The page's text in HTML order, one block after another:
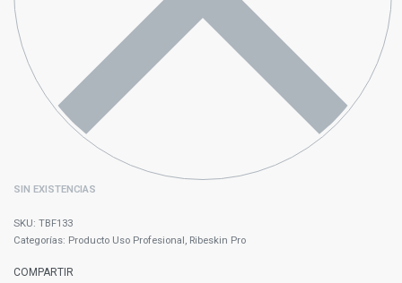
SIN EXISTENCIAS
TBF133
Categorías: Producto Uso Profesional, Ribeskin Pro
COMPARTIR